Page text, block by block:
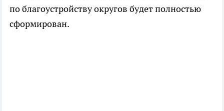
по благоустройству округов будет полностью
сформирован.